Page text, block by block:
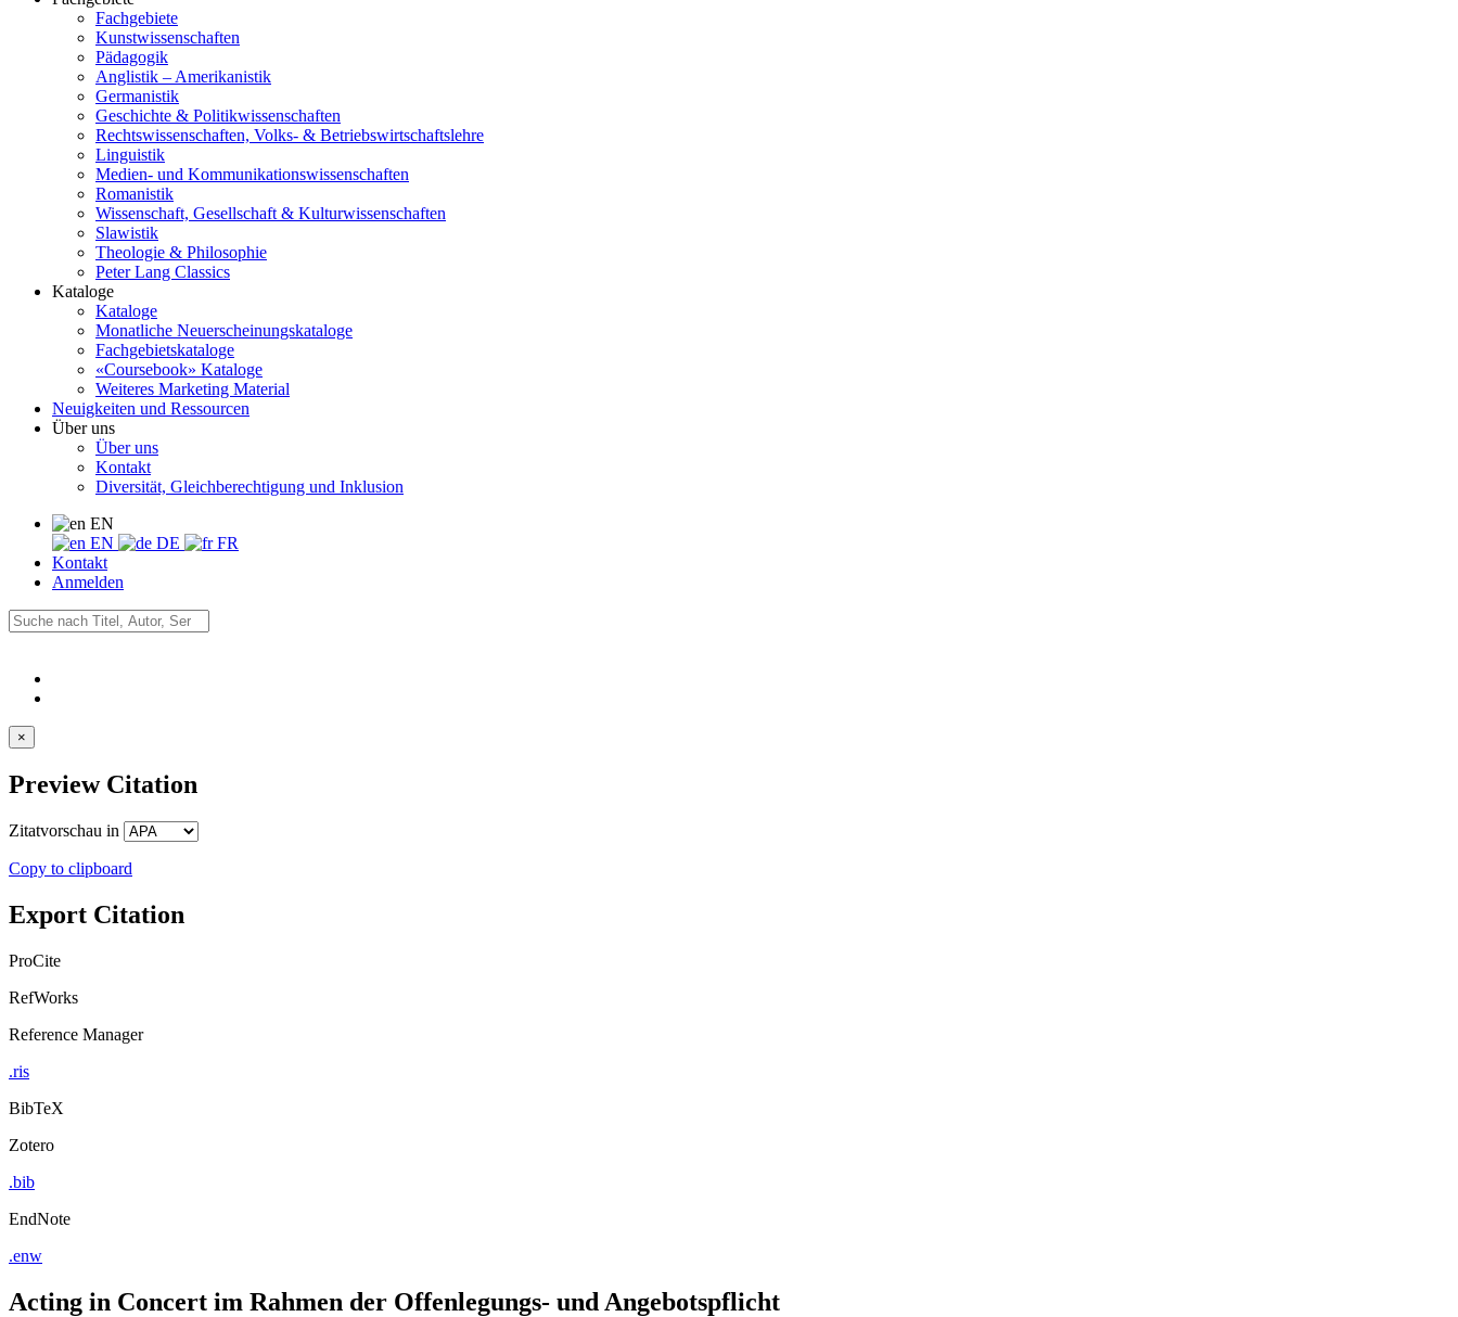
Fachgebiete
Kunstwissenschaften
Pädagogik
Anglistik – Amerikanistik
Germanistik
Geschichte & Politikwissenschaften
Rechtswissenschaften, Volks- & Betriebswirtschaftslehre
Linguistik
Medien- und Kommunikationswissenschaften
Romanistik
Wissenschaft, Gesellschaft & Kulturwissenschaften
Slawistik
Theologie & Philosophie
Peter Lang Classics
Kataloge
Kataloge
Monatliche Neuerscheinungskataloge
Fachgebietskataloge
«Coursebook» Kataloge
Weiteres Marketing Material
Neuigkeiten und Ressourcen
Über uns
Über uns
Kontakt
Diversität, Gleichberechtigung und Inklusion
EN
EN
DE
FR
Kontakt
Anmelden
×
Preview Citation
Zitatvorschau in
Copy to clipboard
Export Citation
ProCite
RefWorks
Reference Manager
.ris
BibTeX
Zotero
.bib
EndNote
.enw
Acting in Concert im Rahmen der Offenlegungs- und Angebotspflicht